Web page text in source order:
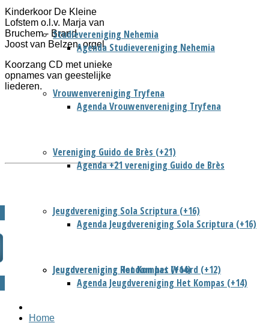
Studievereniging Nehemia
Agenda Studievereniging Nehemia
Vrouwenvereniging Tryfena
Agenda Vrouwenvereniging Tryfena
Vereniging Guido de Brès (+21)
Agenda +21 vereniging Guido de Brès
Jeugdvereniging Sola Scriptura (+16)
Agenda Jeugdvereniging Sola Scriptura (+16)
Jeugdvereniging Het Kompas (+14)
Agenda Jeugdvereniging Het Kompas (+14)
Jeugdvereniging Rondom het Woord (+12)
Kinderkoor De Kleine
Lofstem o.l.v. Marja van
Bruchem - Brand
Joost van Belzen, orgel
Koorzang CD met unieke
opnames van geestelijke
liederen.
Home